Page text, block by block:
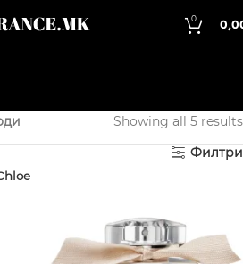
0
Showing all 5 results
Филтри